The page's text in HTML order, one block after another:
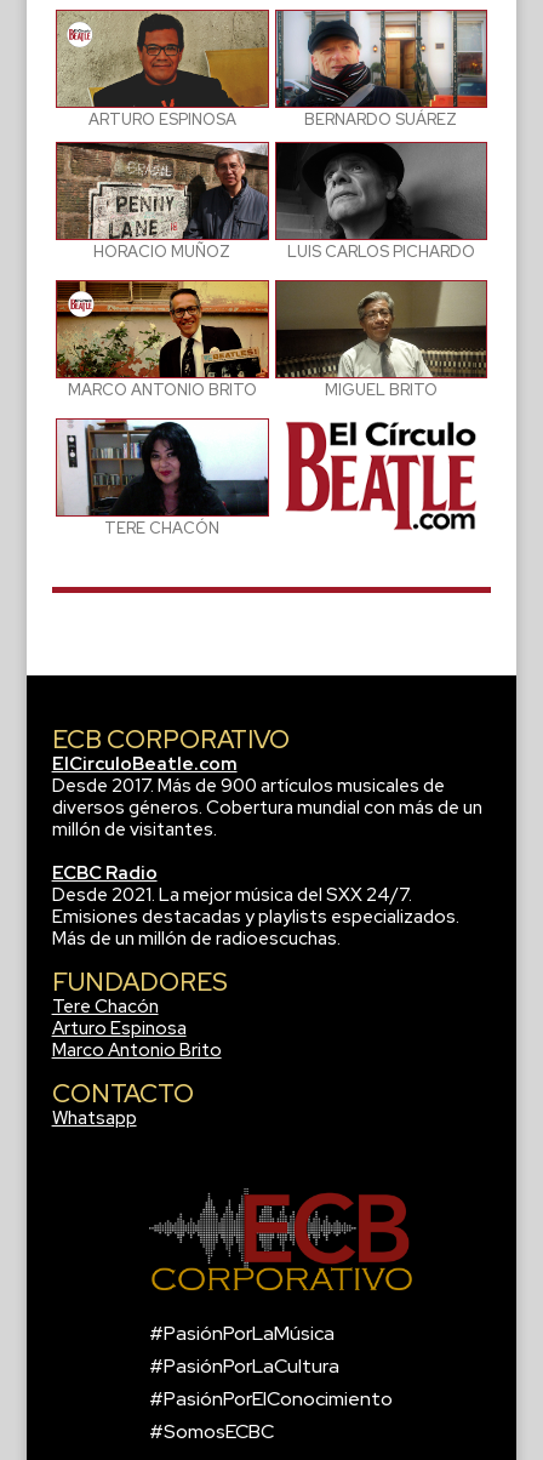
ARTURO ESPINOSA BERNARDO SUÁREZ
HORACIO MUÑOZ LUIS CARLOS PICHARDO
MARCO ANTONIO BRITO MIGUEL BRITO
TERE CHACÓN
ECB CORPORATIVO
ElCirculoBeatle.com
Desde 2017. Más de 900 artículos musicales de
diversos géneros. Cobertura mundial con más de un
millón de visitantes.
ECBC Radio
Desde 2021. La mejor música del SXX 24/7.
Emisiones destacadas y playlists especializados.
Más de un millón de radioescuchas.
FUNDADORES
Tere Chacón
Arturo Espinosa
Marco Antonio Brito
CONTACTO
Whatsapp
#PasiónPorLaMúsica
#PasiónPorLaCultura
#PasiónPorElConocimiento
#SomosECBC